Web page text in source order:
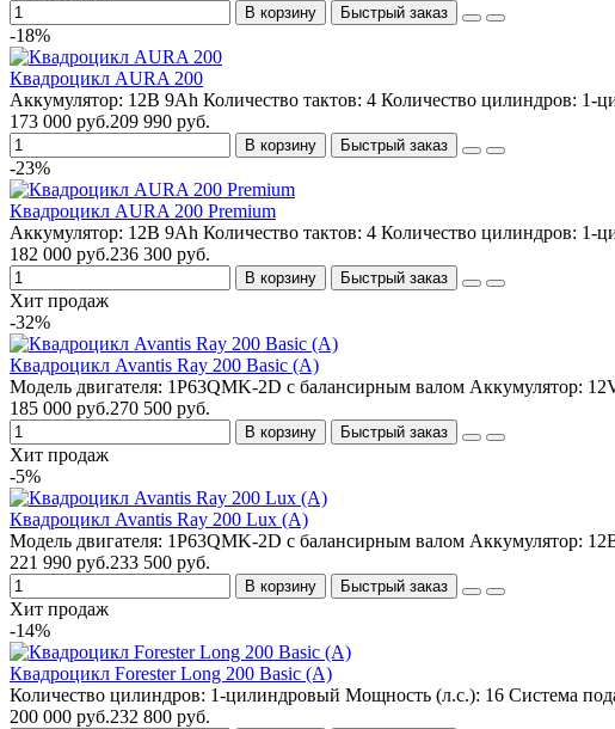
В корзину Быстрый заказ
-18%
Квадроцикл AURA 200
Аккумулятор: 12В 9Ah Количество тактов: 4 Количество цилиндров: 1-
173 000 руб.209 990 руб.
В корзину Быстрый заказ
-23%
Квадроцикл AURA 200 Premium
Аккумулятор: 12В 9Ah Количество тактов: 4 Количество цилиндров: 1-
182 000 руб.236 300 руб.
В корзину Быстрый заказ
Хит продаж
-32%
Квадроцикл Avantis Ray 200 Basic (А)
Модель двигателя: 1P63QMK-2D с балансирным валом Аккумулятор:
185 000 руб.270 500 руб.
В корзину Быстрый заказ
Хит продаж
-5%
Квадроцикл Avantis Ray 200 Lux (А)
Модель двигателя: 1P63QMK-2D с балансирным валом Аккумулятор:
221 990 руб.233 500 руб.
В корзину Быстрый заказ
Хит продаж
-14%
Квадроцикл Forester Long 200 Basic (А)
Количество цилиндров: 1-цилиндровый Мощность (л.с.): 16 Система
200 000 руб.232 800 руб.